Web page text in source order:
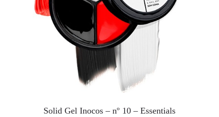
Solid Gel Inocos – nº 10 – Essentials